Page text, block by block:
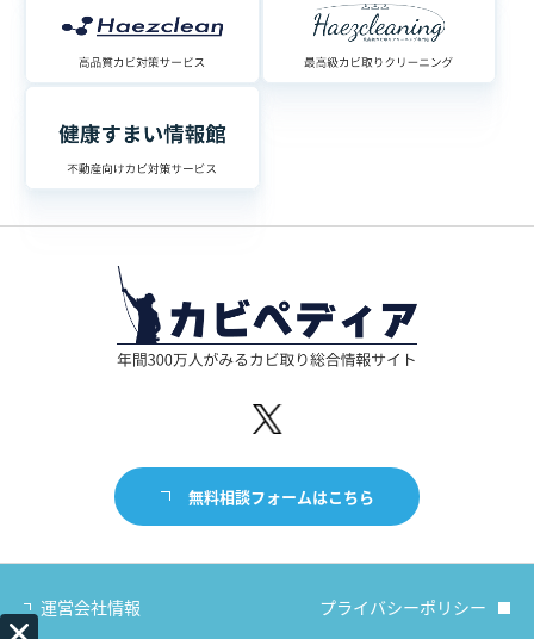
無料相談フォームはこちら
運営会社情報 プライバシーポリシー